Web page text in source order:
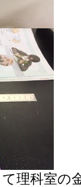
理科室の